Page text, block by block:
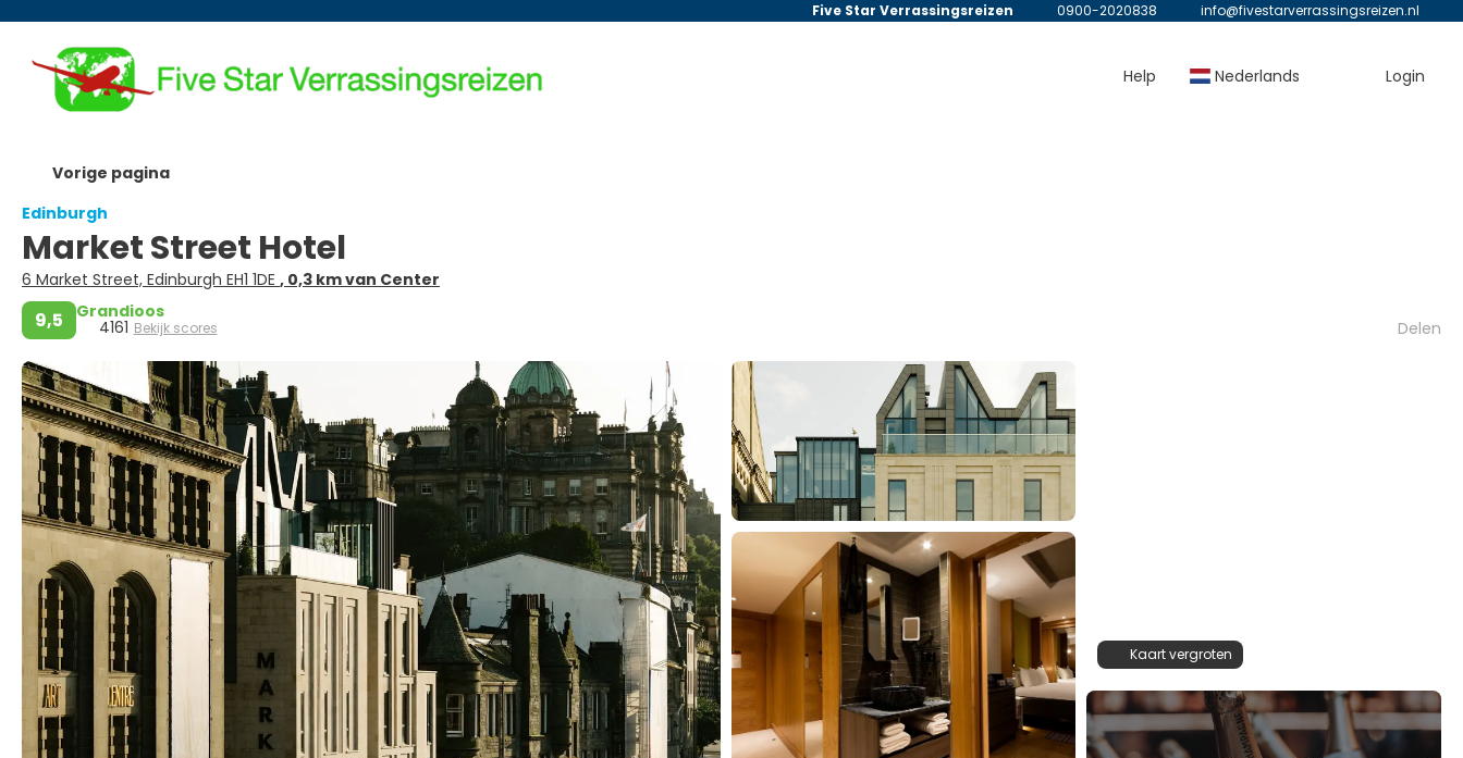
Five Star Verrassingsreizen 0900-2020838 info@fivestarverrassingsreizen.nl
Help Nederlands Login
Vorige pagina
Edinburgh
Market Street Hotel
6 Market Street, Edinburgh EH1 1DE , 0,3 km van Center
9,5 Grandioos
4161 Bekijk scores Delen
Kaart vergroten